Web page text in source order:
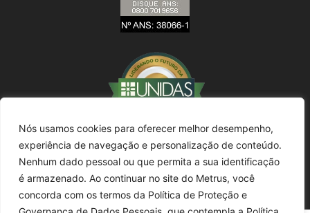
Nós usamos cookies para oferecer melhor desempenho,
experiência de navegação e personalização de conteúdo.
Nenhum dado pessoal ou que permita a sua identificação
é armazenado. Ao continuar no site do Metrus, você
concorda com os termos da Política de Proteção e